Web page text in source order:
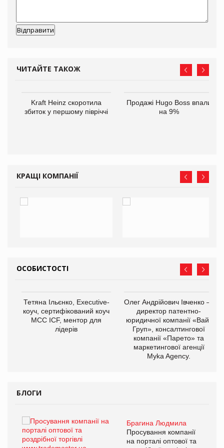
ЧИТАЙТЕ ТАКОЖ
Kraft Heinz скоротила
збиток у першому півріччі
Продажі Hugo Boss впали
на 9%
КРАЩІ КОМПАНІЇ
ОСОБИСТОСТІ
Тетяна Ільєнко, Executive-
коуч, сертифікований коуч
МСС ICF, ментор для
лідерів
Олег Андрійович Івченко —
директор патентно-
юридичної компанії «Вайз
Груп», консалтингової
компанії «Парето» та
маркетингової агенції
Myka Agency.
БЛОГИ
Брагина Людмила
Просування компанії
на порталі оптової та